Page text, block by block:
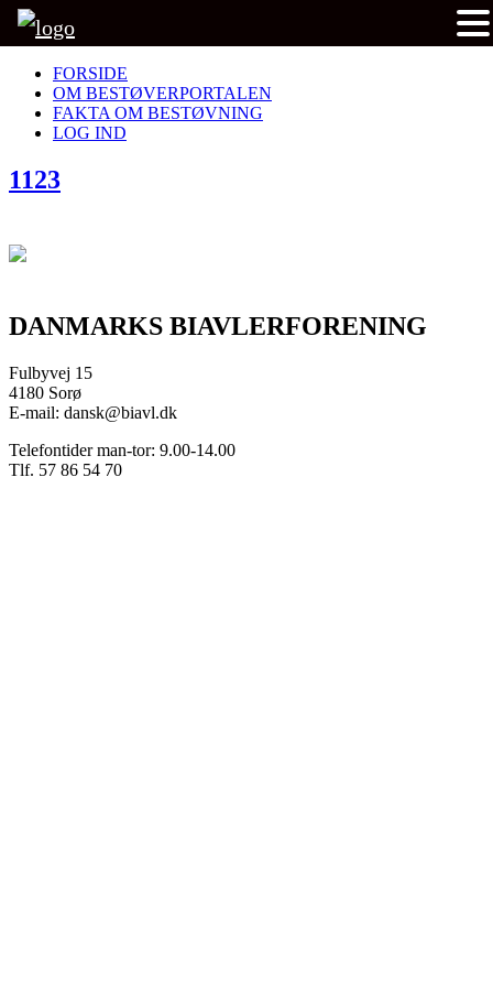
FORSIDE
OM BESTØVERPORTALEN
FAKTA OM BESTØVNING
LOG IND
1123
DANMARKS BIAVLERFORENING
Fulbyvej 15
4180 Sorø
E-mail: dansk@biavl.dk
Telefontider man-tor: 9.00-14.00
Tlf. 57 86 54 70